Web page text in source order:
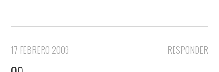
RESPONDER
17 FEBRERO 2009